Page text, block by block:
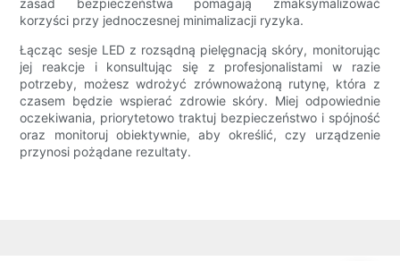
zasad bezpieczeństwa pomagają zmaksymalizować
korzyści przy jednoczesnej minimalizacji ryzyka.
Łącząc sesje LED z rozsądną pielęgnacją skóry, monitorując
jej reakcje i konsultując się z profesjonalistami w razie
potrzeby, możesz wdrożyć zrównoważoną rutynę, która z
czasem będzie wspierać zdrowie skóry. Miej odpowiednie
oczekiwania, priorytetowo traktuj bezpieczeństwo i spójność
oraz monitoruj obiektywnie, aby określić, czy urządzenie
przynosi pożądane rezultaty.